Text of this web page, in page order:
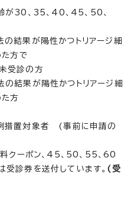
30、35、40、45、50、
果が陽性かつトリアージ細
方で
受診の方
果が陽性かつトリアージ細
方
措置対象者 (事前に申請の
ーポン、45、50、55、60
診券を送付しています。 (受